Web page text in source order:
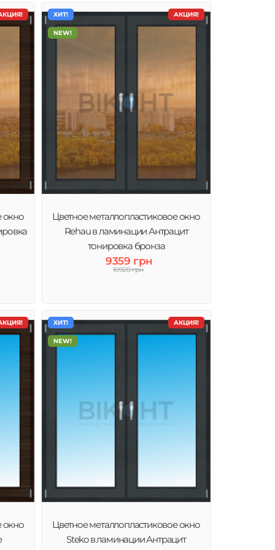
окно
АКЦИЯ!
ХИТ!
NEW!
Цветное металлопластиковое окно
Rehau в ламинации Антрацит
тонировка бронза
9359 грн
10920 грн
окно
АКЦИЯ!
ХИТ!
NEW!
Цветное металлопластиковое окно
Steko в ламинации Антрацит